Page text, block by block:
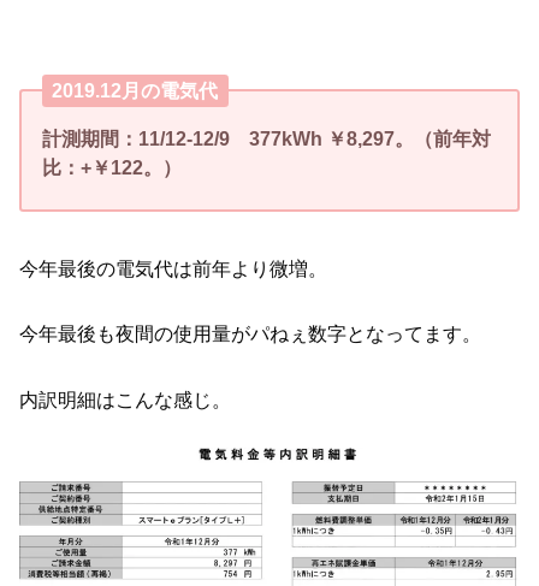
2019.12月の電気代
計測期間：11/12-12/9 377kWh ￥8,297。（前年対
比：+￥122。）
今年最後の電気代は前年より微増。
今年最後も夜間の使用量がパねぇ数字となってます。
内訳明細はこんな感じ。